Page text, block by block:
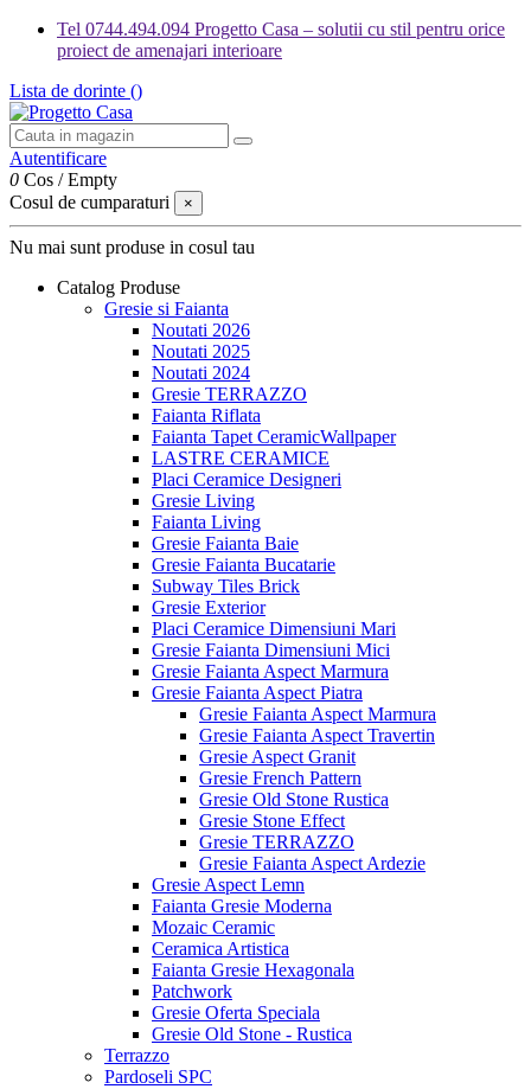
Tel 0744.494.094 Progetto Casa – solutii cu stil pentru orice
proiect de amenajari interioare
Lista de dorinte ()
Autentificare
0 Cos /Empty
Cosul de cumparaturi
×
Nu mai sunt produse in cosul tau
Catalog Produse
Gresie si Faianta
Noutati 2026
Noutati 2025
Noutati 2024
Gresie TERRAZZO
Faianta Riflata
Faianta Tapet CeramicWallpaper
LASTRE CERAMICE
Placi Ceramice Designeri
Gresie Living
Faianta Living
Gresie Faianta Baie
Gresie Faianta Bucatarie
Subway Tiles Brick
Gresie Exterior
Placi Ceramice Dimensiuni Mari
Gresie Faianta Dimensiuni Mici
Gresie Faianta Aspect Marmura
Gresie Faianta Aspect Piatra
Gresie Faianta Aspect Marmura
Gresie Faianta Aspect Travertin
Gresie Aspect Granit
Gresie French Pattern
Gresie Old Stone Rustica
Gresie Stone Effect
Gresie TERRAZZO
Gresie Faianta Aspect Ardezie
Gresie Aspect Lemn
Faianta Gresie Moderna
Mozaic Ceramic
Ceramica Artistica
Faianta Gresie Hexagonala
Patchwork
Gresie Oferta Speciala
Gresie Old Stone - Rustica
Terrazzo
Pardoseli SPC